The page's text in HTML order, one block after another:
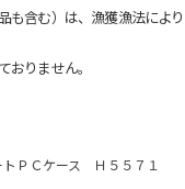
含む）は、漁獲漁法によ
りません。
トＰＣケース Ｈ５５７１